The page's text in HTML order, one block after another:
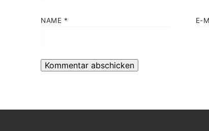
NAME * E-